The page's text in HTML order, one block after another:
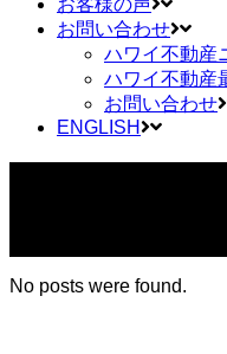
お客様の声
お問い合わせ
ハワイ不動産
ハワイ不動産
お問い合わせ
ENGLISH
No posts were found.